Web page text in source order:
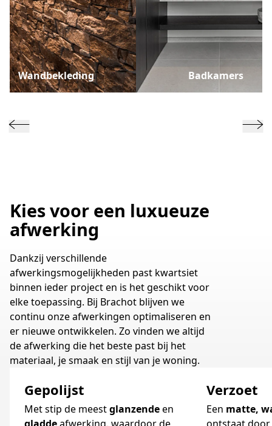
Wandbekleding Badkamers
Kies voor een luxueuze
afwerking
Dankzij verschillende
afwerkingsmogelijkheden past kwartsiet
binnen ieder project en is het geschikt voor
elke toepassing. Bij Brachot blijven we
continu onze afwerkingen optimaliseren en
er nieuwe ontwikkelen. Zo vinden we altijd
de afwerking die het beste past bij het
materiaal, je smaak en stijl van je woning.
Gepolijst
Met stip de meestglanzendeen
Verzoet
Een matte,